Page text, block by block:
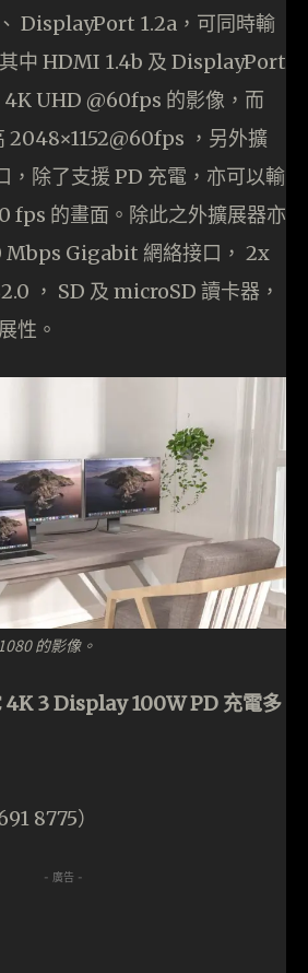
DisplayPort 1.2a，可同時輸
中 HDMI 1.4b 及 DisplayPort
4K UHD @60fps 的影像，而
2048×1152@60fps ，另外擴
，除了支援 PD 充電，亦可以輸
fps 的畫面。除此之外擴展器亦
Mbps Gigabit 網絡接口， 2x
， SD 及 microSD 讀卡器，
性。
的影像。
3 Display 100W PD 充電多
8775）
- 廣告 -